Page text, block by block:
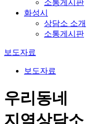
소통게시판
화성시
상담소 소개
소통게시판
보도자료
보도자료
우리동네
지역상담소